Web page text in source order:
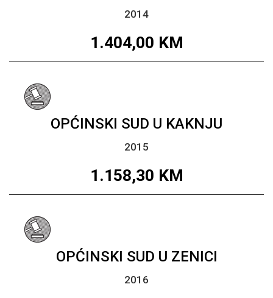
2014
1.404,00 KM
OPĆINSKI SUD U KAKNJU
2015
1.158,30 KM
OPĆINSKI SUD U ZENICI
2016